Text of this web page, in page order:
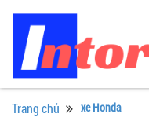
Trang chủ xe Honda